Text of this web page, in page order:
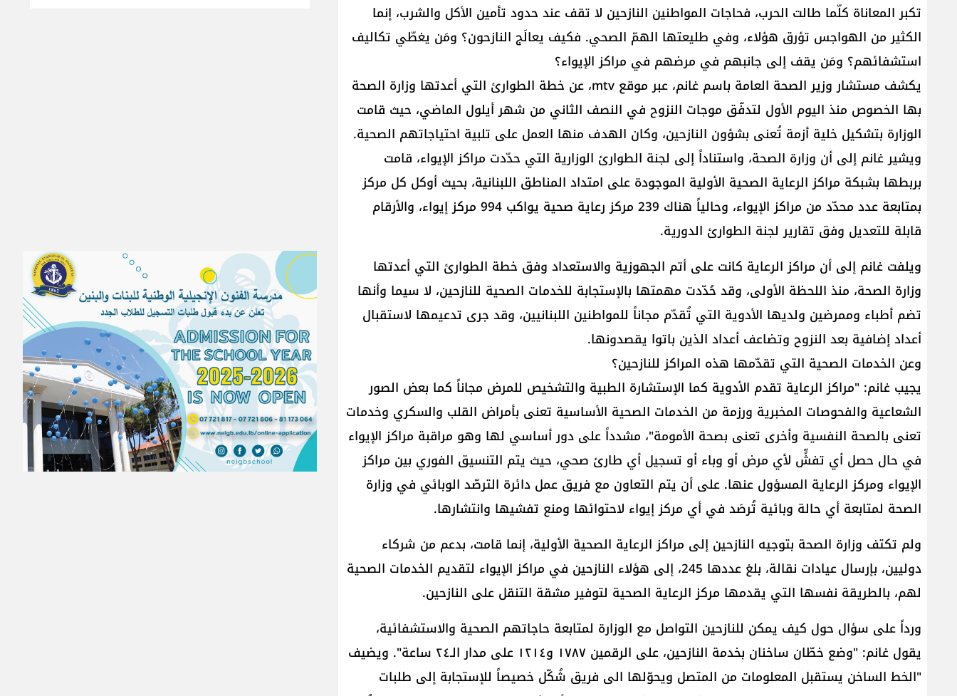
تكبر المعاناة كلّما طالت الحرب، فحاجات المواطنين النازحين لا تقف عند حدود تأمين الأكل والشرب، إنما
الكثير من الهواجس تؤرق هؤلاء، وفي طليعتها الهمّ الصحي. فكيف يعالَج النازحون؟ ومَن يغطّي تكاليف
استشفائهم؟ ومَن يقف إلى جانبهم في مرضهم في مراكز الإيواء؟
يكشف مستشار وزير الصحة العامة باسم غانم، عبر موقع mtv، عن خطة الطوارئ التي أعدتها وزارة الصحة
بها الخصوص منذ اليوم الأول لتدفّق موجات النزوح في النصف الثاني من شهر أيلول الماضي، حيث قامت
الوزارة بتشكيل خلية أزمة تُعنى بشؤون النازحين، وكان الهدف منها العمل على تلبية احتياجاتهم الصحية.
ويشير غانم إلى أن وزارة الصحة، واستناداً إلى لجنة الطوارئ الوزارية التي حدّدت مراكز الإيواء، قامت
بربطها بشبكة مراكز الرعاية الصحية الأولية الموجودة على امتداد المناطق اللبنانية، بحيث أوكل كل مركز
بمتابعة عدد محدّد من مراكز الإيواء، وحالياً هناك 239 مركز رعاية صحية يواكب 994 مركز إيواء، والأرقام
قابلة للتعديل وفق تقارير لجنة الطوارئ الدورية.
ويلفت غانم إلى أن مراكز الرعاية كانت على أتم الجهوزية والاستعداد وفق خطة الطوارئ التي أعدتها
وزارة الصحة، منذ اللحظة الأولى، وقد حُدّدت مهمتها بالإستجابة للخدمات الصحية للنازحين، لا سيما وأنها
تضم أطباء وممرضين ولديها الأدوية التي تُقدّم مجاناً للمواطنين اللبنانيين، وقد جرى تدعيمها لاستقبال
أعداد إضافية بعد النزوح وتضاعف أعداد الذين باتوا يقصدونها.
وعن الخدمات الصحية التي تقدّمها هذه المراكز للنازحين؟
يجيب غانم: "مراكز الرعاية تقدم الأدوية كما الإستشارة الطبية والتشخيص للمرض مجاناً كما بعض الصور
الشعاعية والفحوصات المخبرية ورزمة من الخدمات الصحية الأساسية تعنى بأمراض القلب والسكري وخدمات
تعنى بالصحة النفسية وأخرى تعنى بصحة الأمومة"، مشدداً على دور أساسي لها وهو مراقبة مراكز الإيواء
في حال حصل أي تفشٍّ لأي مرض أو وباء أو تسجيل أي طارئ صحي، حيث يتم التنسيق الفوري بين مراكز
الإيواء ومركز الرعاية المسؤول عنها. على أن يتم التعاون مع فريق عمل دائرة الترصّد الوبائي في وزارة
الصحة لمتابعة أي حالة وبائية تُرصَد في أي مركز إيواء لاحتوائها ومنع تفشيها وانتشارها.
ولم تكتف وزارة الصحة بتوجيه النازحين إلى مراكز الرعاية الصحية الأولية، إنما قامت، بدعم من شركاء
دوليين، بإرسال عيادات نقالة، بلغ عددها 245، إلى هؤلاء النازحين في مراكز الإيواء لتقديم الخدمات الصحية
لهم، بالطريقة نفسها التي يقدمها مركز الرعاية الصحية لتوفير مشقة التنقل على النازحين.
ورداً على سؤال حول كيف يمكن للنازحين التواصل مع الوزارة لمتابعة حاجاتهم الصحية والاستشفائية،
يقول غانم: "وضع خطّان ساخنان بخدمة النازحين، على الرقمين ١٧٨٧ و١٢١٤ على مدار الـ٢٤ ساعة". ويضيف
"الخط الساخن يستقبل المعلومات من المتصل ويحوّلها الى فريق شُكّل خصيصاً للإستجابة إلى طلبات